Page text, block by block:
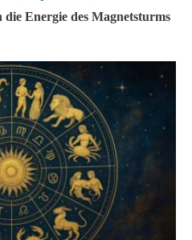
die Energie des Magnetsturms